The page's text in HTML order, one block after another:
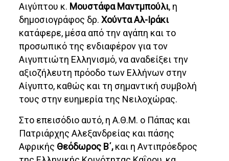
Αιγύπτου κ. Μουστάφα Μαντμπούλι, η
δημοσιογράφος δρ.Χούντα Αλ-Ιράκι
κατάφερε, μέσα από την αγάπη και το
προσωπικό της ενδιαφέρον για τον
Αιγυπτιώτη Ελληνισμό, να αναδείξει την
αξιοζήλευτη πρόοδο των Ελλήνων στην
Αίγυπτο, καθώς και τη σημαντική συμβολή
τους στην ευημερία της Νειλοχώρας.
Στο επεισόδιο αυτό, η Α.Θ.Μ. ο Πάπας και
Πατριάρχης Αλεξανδρείας και πάσης
Αφρικής Θεόδωρος Β΄,και η Αντιπρόεδρος